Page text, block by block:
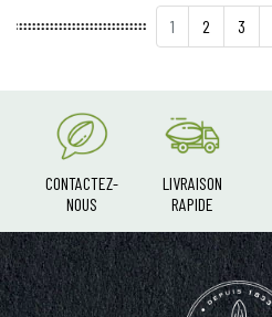
1 2 3
CONTACTEZ-
NOUS
LIVRAISON
RAPIDE